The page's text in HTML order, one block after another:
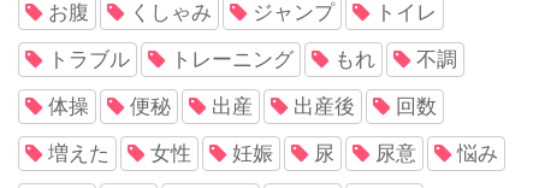
お腹 くしゃみ ジャンプ トイレ
トラブル トレーニング もれ 不調
体操 便秘 出産 出産後 回数
増えた 女性 妊娠 尿 尿意 悩み